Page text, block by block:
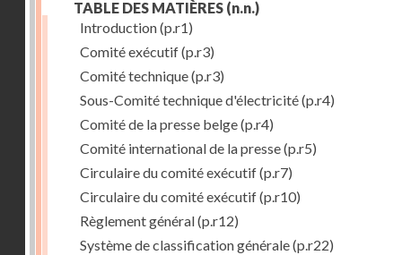
TABLE DES MATIÈRES (n.n.)
Introduction(p.r1)
Comité exécutif(p.r3)
Comité technique(p.r3)
Sous-Comité technique d'électricité(p.r4)
Comité de la presse belge(p.r4)
Comité international de la presse(p.r5)
Circulaire du comité exécutif(p.r7)
Circulaire du comité exécutif(p.r10)
Règlement général(p.r12)
Système de classification générale(p.r22)